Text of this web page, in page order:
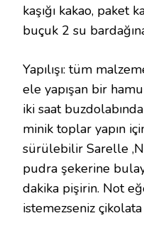
kaşığı kakao, paket
buçuk 2 su
Yapılışı: tüm
ele yapışan bir
iki saat
minik toplar yapın
sürülebilir Sarelle
pudra şekerine
dakika pişirin. Not
istemezseniz